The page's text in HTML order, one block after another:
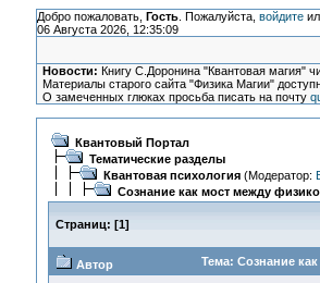
Добро пожаловать, Гость. Пожалуйста, войдите
06 Августа 2026, 12:35:09
Новости: Книгу С.Доронина "Квантовая магия"
Материалы старого сайта "Физика Магии"
О замеченных глюках просьба писать на почту
Квантовый Портал
Тематические разделы
Квантовая психология(Модератор:
Сознание как мост между
Страниц: [1]
Автор Тема: Сознание